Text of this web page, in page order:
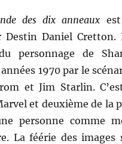
des dix anneaux
Destin Daniel Cretton.
personnage de
1970 par le
et Jim Starlin.
et deuxième de la
personne comme
La féérie des images